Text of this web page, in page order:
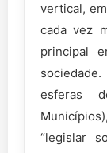
vertical,
cada vez
principal
esferas
“legislar